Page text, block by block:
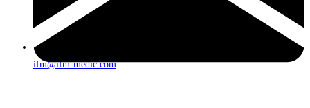
ifm@ifm-medic.com